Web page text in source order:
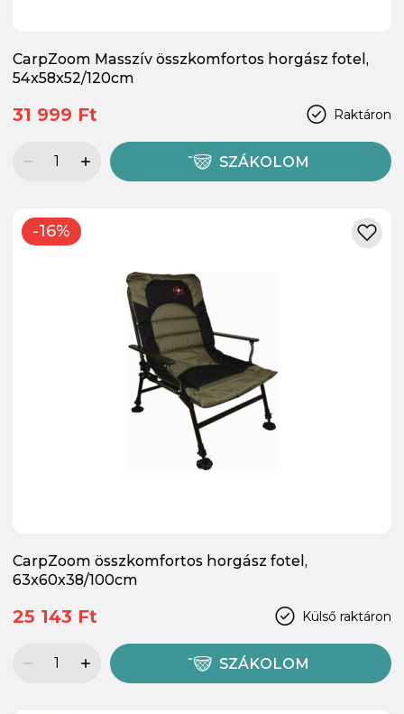
CarpZoom Masszív összkomfortos horgász fotel,
54x58x52/120cm
Raktáron
31 999 Ft
SZÁKOLOM
-16%
CarpZoom összkomfortos horgász fotel,
63x60x38/100cm
Külső raktáron
25 143 Ft
SZÁKOLOM